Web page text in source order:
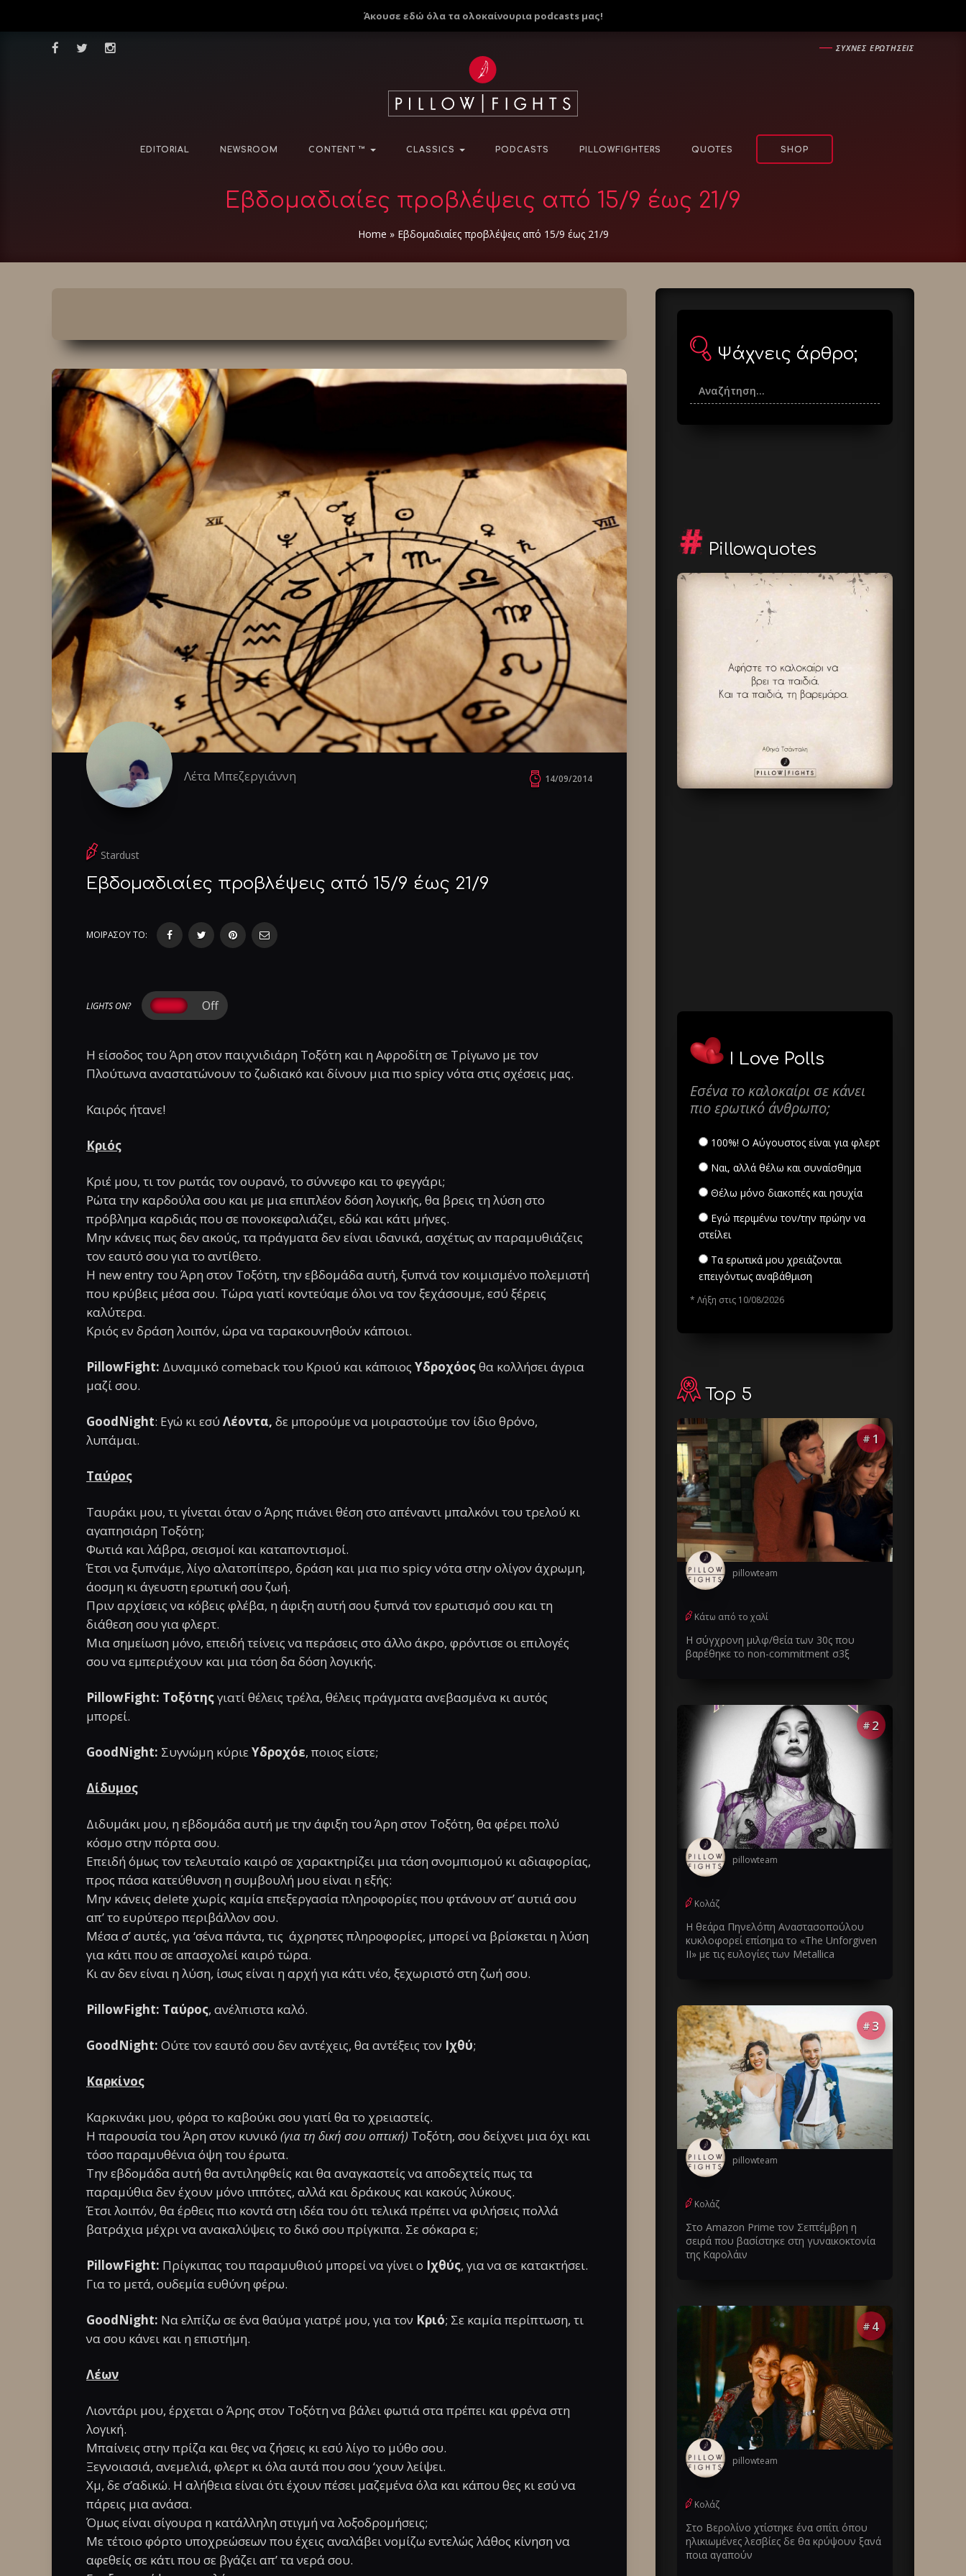
Άκουσε εδώ όλα τα ολοκαίνουρια podcasts μας!
―ΣΥΧΝΕΣ ΕΡΩΤΗΣΕΙΣ
EDITORIAL NEWSROOM CONTENT ™ CLASSICS PODCASTS PILLOWFIGHTERS QUOTES SHOP
Εβδομαδιαίες προβλέψεις από 15/9 έως 21/9
Home » Εβδομαδιαίες προβλέψεις από 15/9 έως 21/9
Λέτα Μπεζεργιάννη 14/09/2014
Stardust
Εβδομαδιαίες προβλέψεις από 15/9 έως 21/9
ΜΟΙΡΑΣΟΥ ΤΟ:
LIGHTS ON?
Η είσοδος του Άρη στον παιχνιδιάρη Τοξότη και η Αφροδίτη σε Τρίγωνο με τον
Πλούτωνα αναστατώνουν το ζωδιακό και δίνουν μια πιο spicy νότα στις σχέσεις μας.
Καιρός ήτανε!
Κριός
Κριέ μου, τι τον ρωτάς τον ουρανό, το σύννεφο και το φεγγάρι;
Ρώτα την καρδούλα σου και με μια επιπλέον δόση λογικής, θα βρεις τη λύση στο
πρόβλημα καρδιάς που σε πονοκεφαλιάζει, εδώ και κάτι μήνες.
Μην κάνεις πως δεν ακούς, τα πράγματα δεν είναι ιδανικά, ασχέτως αν παραμυθιάζεις
τον εαυτό σου για το αντίθετο.
Η new entry του Άρη στον Τοξότη, την εβδομάδα αυτή, ξυπνά τον κοιμισμένο πολεμιστή
που κρύβεις μέσα σου. Τώρα γιατί κοντεύαμε όλοι να τον ξεχάσουμε, εσύ ξέρεις
καλύτερα.
Κριός εν δράση λοιπόν, ώρα να ταρακουνηθούν κάποιοι.
PillowFight: Δυναμικό comeback του Κριού και κάποιος Υδροχόοςθα κολλήσει άγρια
μαζί σου.
GoodNight: Εγώ κι εσύ Λέοντα, δε μπορούμε να μοιραστούμε τον ίδιο θρόνο,
λυπάμαι.
Ταύρος
Ταυράκι μου, τι γίνεται όταν ο Άρης πιάνει θέση στο απέναντι μπαλκόνι του τρελού κι
αγαπησιάρη Τοξότη;
Φωτιά και λάβρα, σεισμοί και καταποντισμοί.
Έτσι να ξυπνάμε, λίγο αλατοπίπερο, δράση και μια πιο spicy νότα στην ολίγον άχρωμη,
άοσμη κι άγευστη ερωτική σου ζωή.
Πριν αρχίσεις να κόβεις φλέβα, η άφιξη αυτή σου ξυπνά τον ερωτισμό σου και τη
διάθεση σου για φλερτ.
Μια σημείωση μόνο, επειδή τείνεις να περάσεις στο άλλο άκρο, φρόντισε οι επιλογές
σου να εμπεριέχουν και μια τόση δα δόση λογικής.
PillowFight: Τοξότηςγιατί θέλεις τρέλα, θέλεις πράγματα ανεβασμένα κι αυτός
μπορεί.
GoodNight: Συγνώμη κύριεΥδροχόε, ποιος είστε;
Δίδυμος
Διδυμάκι μου, η εβδομάδα αυτή με την άφιξη του Άρη στον Τοξότη, θα φέρει πολύ
κόσμο στην πόρτα σου.
Επειδή όμως τον τελευταίο καιρό σε χαρακτηρίζει μια τάση σνομπισμού κι αδιαφορίας,
προς πάσα κατεύθυνση η συμβουλή μου είναι η εξής:
Μην κάνεις delete χωρίς καμία επεξεργασία πληροφορίες που φτάνουν στ’ αυτιά σου
απ’ το ευρύτερο περιβάλλον σου.
Μέσα σ’ αυτές, για ‘σένα πάντα, τις άχρηστες πληροφορίες, μπορεί να βρίσκεται η λύση
για κάτι που σε απασχολεί καιρό τώρα.
Κι αν δεν είναι η λύση, ίσως είναι η αρχή για κάτι νέο, ξεχωριστό στη ζωή σου.
PillowFight: Ταύρος, ανέλπιστα καλό.
GoodNight: Ούτε τον εαυτό σου δεν αντέχεις, θα αντέξεις τον Ιχθύ;
Καρκίνος
Καρκινάκι μου, φόρα το καβούκι σου γιατί θα το χρειαστείς.
Η παρουσία του Άρη στον κυνικό (για τη δική σου οπτική) Τοξότη, σου δείχνει μια όχι και
τόσο παραμυθένια όψη του έρωτα.
Την εβδομάδα αυτή θα αντιληφθείς και θα αναγκαστείς να αποδεχτείς πως τα
παραμύθια δεν έχουν μόνο ιππότες, αλλά και δράκους και κακούς λύκους.
Έτσι λοιπόν, θα έρθεις πιο κοντά στη ιδέα του ότι τελικά πρέπει να φιλήσεις πολλά
βατράχια μέχρι να ανακαλύψεις το δικό σου πρίγκιπα. Σε σόκαρα ε;
PillowFight: Πρίγκιπας του παραμυθιού μπορεί να γίνει ο Ιχθύς, για να σε κατακτήσει.
Για το μετά, ουδεμία ευθύνη φέρω.
GoodNight: Να ελπίζω σε ένα θαύμα γιατρέ μου, για τον Κριό; Σε καμία περίπτωση, τι
να σου κάνει και η επιστήμη.
Λέων
Λιοντάρι μου, έρχεται ο Άρης στον Τοξότη να βάλει φωτιά στα πρέπει και φρένα στη
λογική.
Μπαίνεις στην πρίζα και θες να ζήσεις κι εσύ λίγο το μύθο σου.
Ξεγνοιασιά, ανεμελιά, φλερτ κι όλα αυτά που σου ‘χουν λείψει.
Χμ, δε σ’αδικώ. Η αλήθεια είναι ότι έχουν πέσει μαζεμένα όλα και κάπου θες κι εσύ να
πάρεις μια ανάσα.
Όμως είναι σίγουρα η κατάλληλη στιγμή να λοξοδρομήσεις;
Με τέτοιο φόρτο υποχρεώσεων που έχεις αναλάβει νομίζω εντελώς λάθος κίνηση να
αφεθείς σε κάτι που σε βγάζει απ’ τα νερά σου.
Ψάχνεις άρθρο;
Pillowquotes
I Love Polls
Εσένα το καλοκαίρι σε κάνει
πιο ερωτικό άνθρωπο;
100%! Ο Αύγουστος είναι για φλερτ
Ναι, αλλά θέλω και συναίσθημα
Θέλω μόνο διακοπές και ησυχία
Εγώ περιμένω τον/την πρώην να
στείλει
Τα ερωτικά μου χρειάζονται
επειγόντως αναβάθμιση
* Λήξη στις 10/08/2026
Top 5
# 1
pillowteam
Κάτω από το χαλί
Η σύγχρονη μιλφ/θεία των 30ς που
βαρέθηκε το non-commitment σ3ξ
# 2
pillowteam
Κολάζ
Η θεάρα Πηνελόπη Αναστασοπούλου
κυκλοφορεί επίσημα το «The Unforgiven
II» με τις ευλογίες των Metallica
# 3
pillowteam
Κολάζ
Στο Amazon Prime τον Σεπτέμβρη η
σειρά που βασίστηκε στη γυναικοκτονία
της Καρολάιν
# 4
pillowteam
Κολάζ
Στο Βερολίνο χτίστηκε ένα σπίτι όπου
ηλικιωμένες λεσβίες δε θα κρύψουν ξανά
ποια αγαπούν